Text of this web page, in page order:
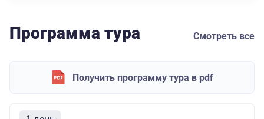
Программа тура Смотреть все
Получить программу тура в pdf